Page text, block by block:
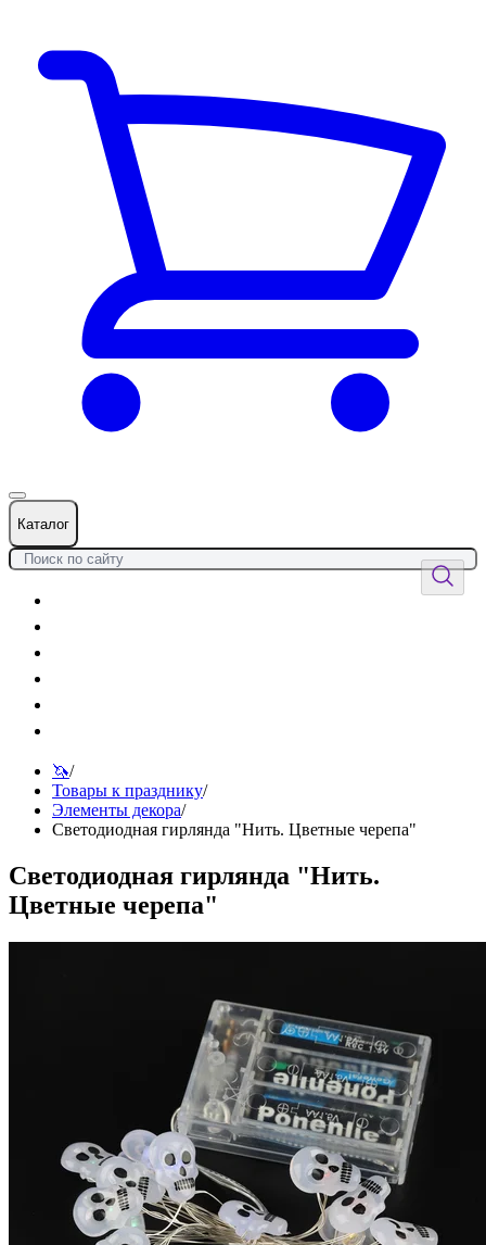
Каталог
🦄/
Товары к празднику/
Элементы декора/
Светодиодная гирлянда "Нить. Цветные черепа"
Светодиодная гирлянда "Нить.
Цветные черепа"